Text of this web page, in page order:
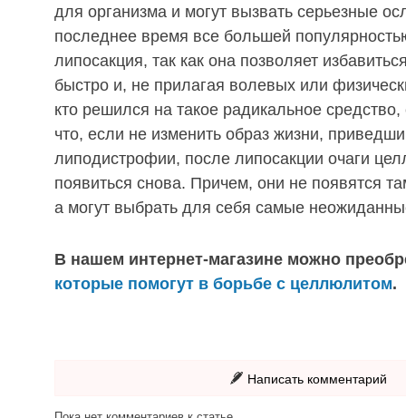
для организма и могут вызвать серьезные
последнее время все большей
липосакция, так как она позволяет
быстро и, не прилагая волевых или
кто решился на такое радикальное
что, если не изменить образ жизни,
липодистрофии, после липосакции очаги
появиться снова. Причем, они не появятся
а могут выбрать для себя самые
В нашем интернет-магазине можно
которые помогут в борьбе с целлюлитом.
Написать комментарий